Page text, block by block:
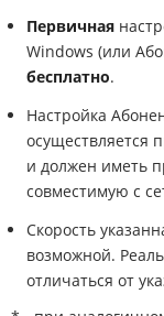
Первичная
Windows (или
бесплатно.
Настройка
осуществляется
и должен иметь
совместимую с
Скорость
возможной.
отличаться от